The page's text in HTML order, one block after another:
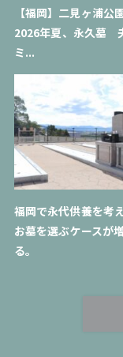
【福岡】二見ヶ浦公
2026年夏、永久墓
ミ...
福岡で永代供養を考
お墓を選ぶケースが
る。